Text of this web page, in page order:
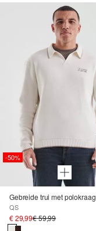
-50%
Gebreide trui met polokraag
QS
€ 29,99€ 59,99